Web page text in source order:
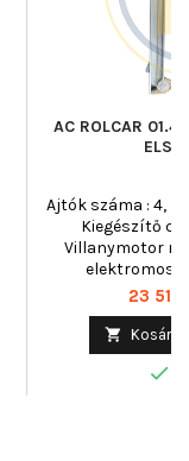
AC ROLCAR
ELSŐ
Ajtók száma : 4,
Kiegészítő
Villanymotor
elektromos,
Ár
23 516
 Kosárba
